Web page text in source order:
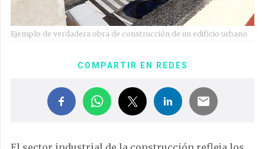
Ejemplo de verdadera obra de construcción de un edificio urbano
COMPARTIR EN REDES